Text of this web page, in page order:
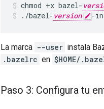
chmod +x bazel-
./bazel- version -
La marca --user instala
.bazelrc en $HOME/
Paso 3: Configura tu